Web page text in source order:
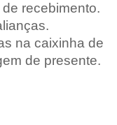
recebimento.
na caixinha de
de presente.